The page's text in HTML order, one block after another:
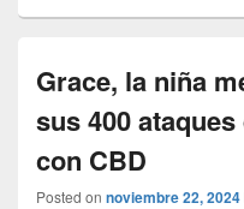
Grace, la niña
sus 400
con CBD
Posted on noviembre 22, 2024